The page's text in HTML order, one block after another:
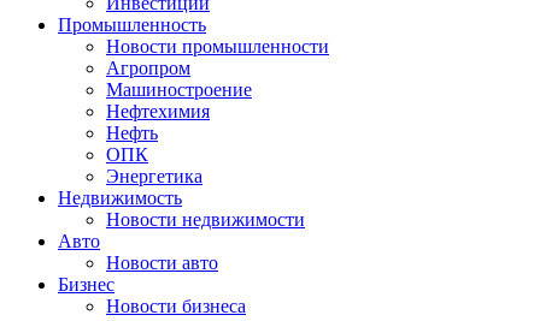
Промышленность
Новости промышленности
Агропром
Машиностроение
Нефтехимия
Нефть
ОПК
Энергетика
Недвижимость
Новости недвижимости
Авто
Новости авто
Бизнес
Новости бизнеса